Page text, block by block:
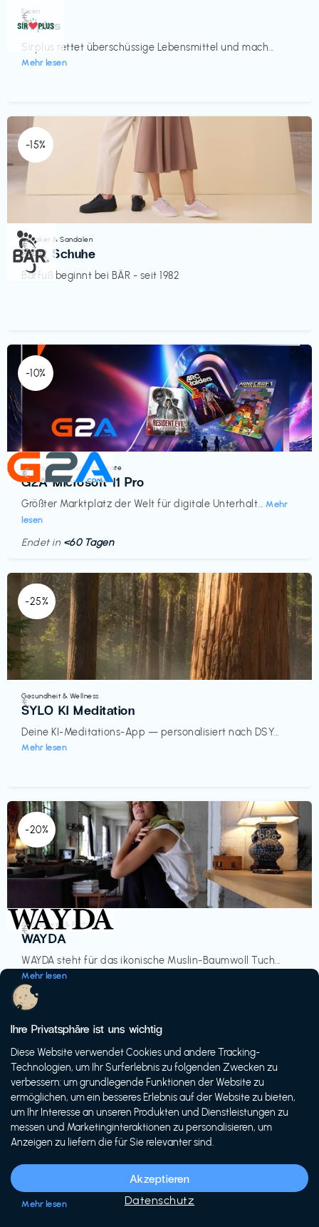
Essen
Sirplus
Sirplus rettet überschüssige Lebensmittel und mach...
Mehr lesen
€‎
-15%
Sneaker & Sandalen
BÄR Schuhe
Barfuß beginnt bei BÄR - seit 1982
€‎
-10%
Elektronik & Haushaltsgeräte
G2A Microsoft 11 Pro
Größter Marktplatz der Welt für digitale Unterhalt... Mehr
lesen
€‎
Endet in <60 Tagen
-25%
Gesundheit & Wellness
SYLO KI Meditation
Deine KI-Meditations-App — personalisiert nach DSY...
Mehr lesen
€‎
-20%
Accessoires & Fashion
WAYDA
WAYDA steht für das ikonische Muslin-Baumwoll Tuch...
Mehr lesen
€‎
-20%
Siech Cycles
Entdecke den Schweizer Brand für urbane Fahrräder...
Mehr lesen
Ihre Privatsphäre ist uns wichtig
Diese Website verwendet Cookies und andere Tracking-
Technologien, um Ihr Surferlebnis zu folgenden Zwecken zu
verbessern: um grundlegende Funktionen der Website zu
ermöglichen, um ein besseres Erlebnis auf der Website zu bieten,
um Ihr Interesse an unseren Produkten und Dienstleistungen zu
messen und Marketinginteraktionen zu personalisieren, um
Anzeigen zu liefern die für Sie relevanter sind.
Akzeptieren
Datenschutz